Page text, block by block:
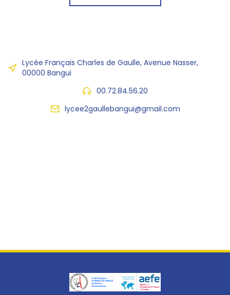
Lycée Français Charles de Gaulle, Avenue Nasser,
00000 Bangui
00.72.84.56.20
lycee2gaullebangui@gmail.com